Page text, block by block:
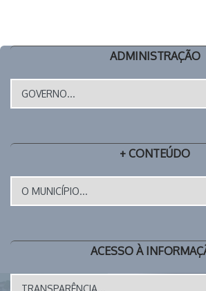
ADMINISTRAÇÃO
+ CONTEÚDO
ACESSO À